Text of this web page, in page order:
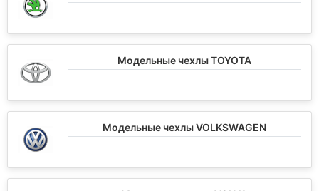
Модельные чехлы TOYOTA
Модельные чехлы VOLKSWAGEN